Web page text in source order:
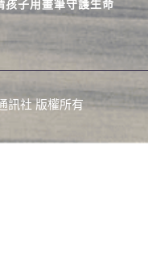
孩子用畫筆守護生命
訊社 版權所有